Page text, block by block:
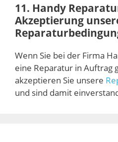
11. Handy
Akzeptierung
Wenn Sie bei der Firma
eine Reparatur in Auftrag
akzeptieren Sie unsere
und sind damit